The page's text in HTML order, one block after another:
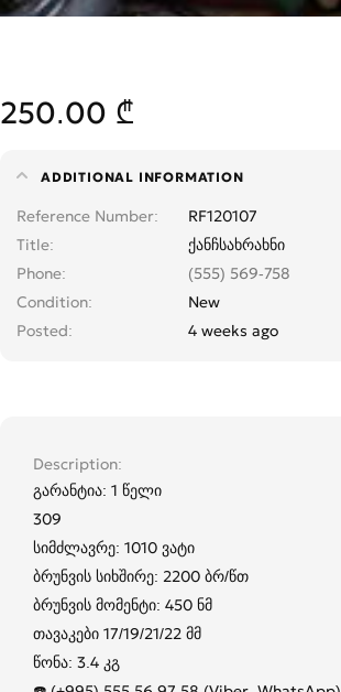
250.00 ₾
ADDITIONAL INFORMATION
Reference Number
RF120107
Title
ქანჩსახრახნი
Phone
(555) 569-758
Condition
New
Posted
4 weeks ago
Description
გარანტია: 1 წელი
309
სიმძლავრე: 1010 ვატი
ბრუნვის სიხშირე: 2200 ბრ/წთ
ბრუნვის მომენტი: 450 ნმ
თავაკები 17/19/21/22 მმ
წონა: 3.4 კგ